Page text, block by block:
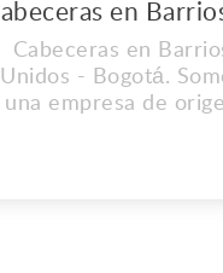
Cabeceras en
Unidos - Bogotá.
una empresa de